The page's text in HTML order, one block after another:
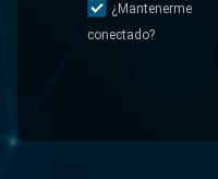
¿Mantenerme
conectado?